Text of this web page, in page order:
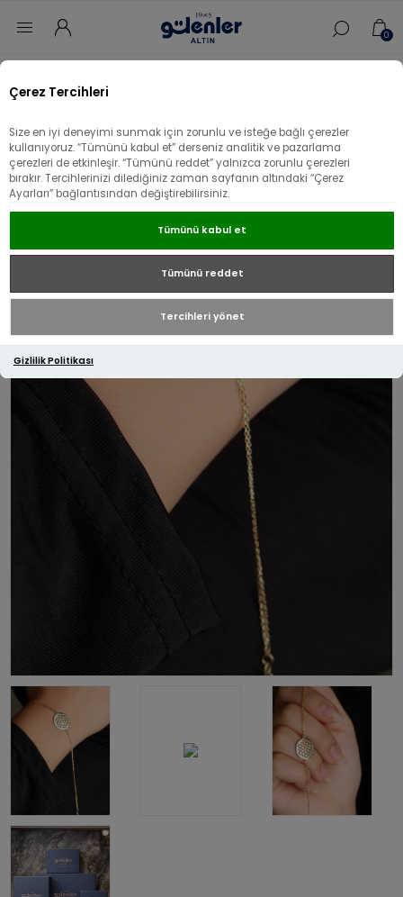
Çerez Tercihleri
Size en iyi deneyimi sunmak için zorunlu ve isteğe bağlı çerezler
kullanıyoruz. “Tümünü kabul et” derseniz analitik ve pazarlama
çerezleri de etkinleşir. “Tümünü reddet” yalnızca zorunlu çerezleri
bırakır. Tercihlerinizi dilediğiniz zaman sayfanın altındaki “Çerez
Ayarları” bağlantısından değiştirebilirsiniz.
Tümünü kabul et
Tümünü reddet
Tercihleri yönet
Gizlilik Politikası
0
14 Ayar Altın Yaşam Çiçeği Bileklik